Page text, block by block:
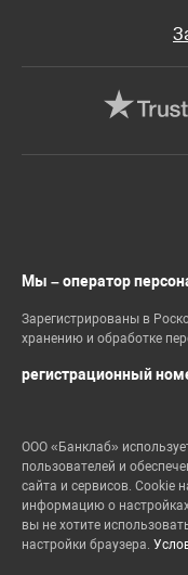
Мы – оператор
Зарегистрированы в
хранению и обработке
регистрационный
ООО «Банклаб»
пользователей и
сайта и сервисов.
информацию о
вы не хотите
настройки браузера.